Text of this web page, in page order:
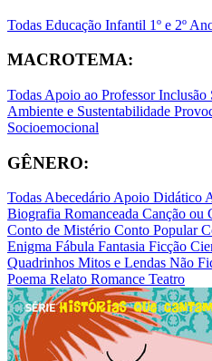
Todas Educação Infantil 1º e 2º
MACROTEMA:
Todas Apoio ao ProfessorInclusão
Ambiente e Sustentabilidade
Socioemocional
GÊNERO:
TodasAbecedárioApoio Didático
Biografia Romanceada Canção ou
Conto de Mistério Conto Popular
Enigma Fábula Fantasia Ficção
Quadrinhos Mitos e Lendas Não
Poema Relato Romance Teatro